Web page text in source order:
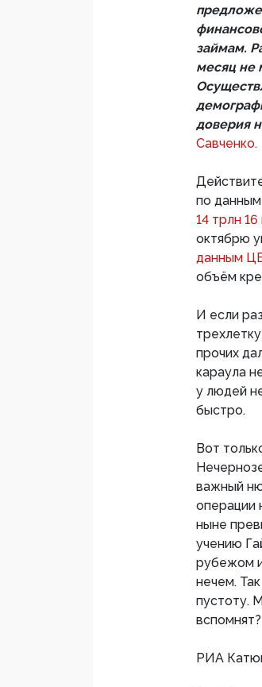
займам.
месяц не
доверия
Савченко.
по
14 трлн
октябрю
данным ЦБ
объём
И если
прочих
караула
у людей
быстро.
Вот
важный
операции
ныне
учению
рубежом
нечем.
пустоту.
вспомнят?
РИА